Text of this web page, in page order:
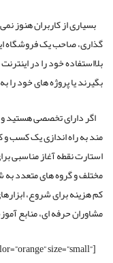
بسیاری از کاربران هنوز
گذاری، صاحب یک فروشگاه
بلااستفاده خود را در
بگیرند یا پروژه های خود را
اگر دارای تخصصی هستید و
مند به راه اندازی یک کسب
استارت نقطه آغاز مناسبی
مختلف و گروه های متعدد به
کم هزینه برای شروع،
مشاوران حرفه ای، منابع
size=”small”